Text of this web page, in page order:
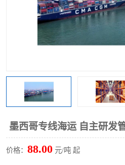
墨西哥专线海运 自主研发
价格： 88.00 元/吨 起